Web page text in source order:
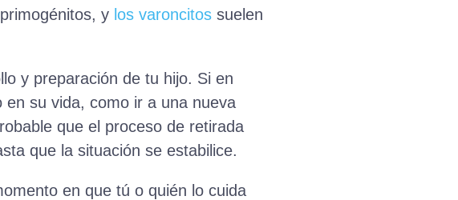
y los varoncitos suelen
y preparación de tu hijo. Si en
su vida, como ir a una nueva
que el proceso de retirada
que la situación se estabilice.
en que tú o quién lo cuida